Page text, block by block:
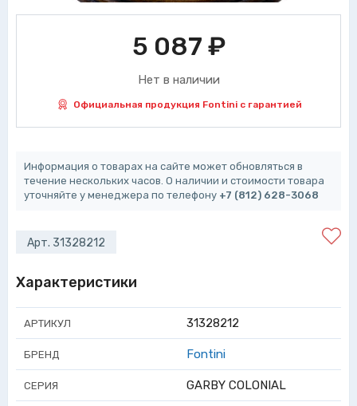
5 087 ₽
Нет в наличии
Официальная продукция Fontini с гарантией
Информация о товарах на сайте может обновляться в
течение нескольких часов. О наличии и стоимости товара
уточняйте у менеджера по телефону +7 (812) 628-3068
Арт. 31328212
Характеристики
АРТИКУЛ 31328212
БРЕНД Fontini
СЕРИЯ GARBY COLONIAL